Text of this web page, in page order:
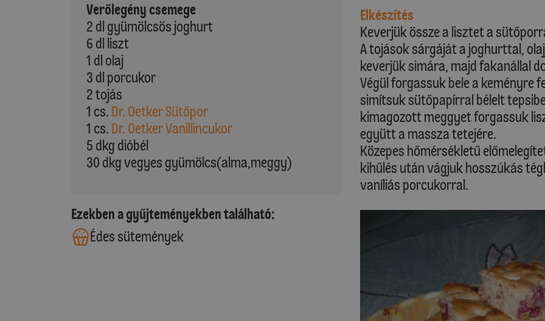
Verőlegény csemege
2 dl gyümölcsös joghurt
6 dl liszt
1 dl olaj
3 dl porcukor
2 tojás
1 cs. Dr. Oetker Sütőpor
1 cs. Dr. Oetker Vanillincukor
5 dkg dióbél
30 dkg vegyes gyümölcs(alma,meggy)
Ezekben a gyűjteményekben található:
Édes sütemények
Elkészítés
Keverjük össze a lisztet a
A tojások sárgáját a joghurttal,
keverjük simára, majd fakanállal
Végül forgassuk bele a keményre
simítsuk sütőpapírral bélelt
kimagozott meggyet forgassuk
együtt a massza tetejére.
Közepes hőmérsékletű
kihűlés után vágjuk hosszúkás
vaníliás porcukorral.